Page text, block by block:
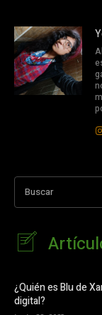
Buscar
¿Quién es Blu de
digital?